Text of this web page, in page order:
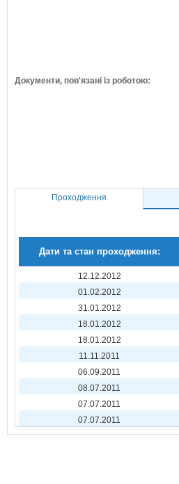
Документи, пов'язані із роботою:
Проходження
Дати та стан проходження:
12.12.2012
01.02.2012
31.01.2012
18.01.2012
18.01.2012
11.11.2011
06.09.2011
08.07.2011
07.07.2011
07.07.2011